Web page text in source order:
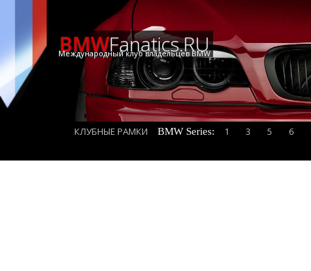
BMWFanatics.RU
Международный клуб владельцев BMW
КЛУБНЫЕ РАМКИ BMW Series: 1 3 5 6